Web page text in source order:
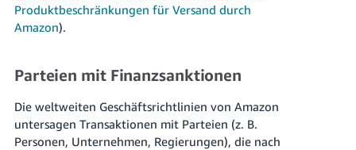
Produktbeschränkungen für Versand durch
Amazon).
Parteien mit Finanzsanktionen
Die weltweiten Geschäftsrichtlinien von Amazon
untersagen Transaktionen mit Parteien (z. B.
Personen, Unternehmen, Regierungen), die nach